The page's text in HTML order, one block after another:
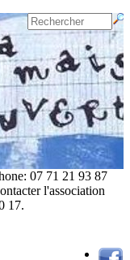
07 71 21 93 87
l'association
17.